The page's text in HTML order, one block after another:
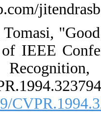
https://
5. J. Shi and
Proceedings
and Pattern
10.1109/
[DOI:10.1109/